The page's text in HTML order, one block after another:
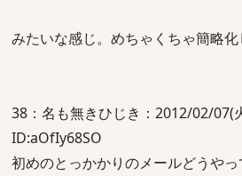
みたいな感じ。めちゃくちゃ簡略化
38：名も無きひじき：2012/02/07(
ID:aOfIy68SO
初めのとっかかりのメールどうやっ